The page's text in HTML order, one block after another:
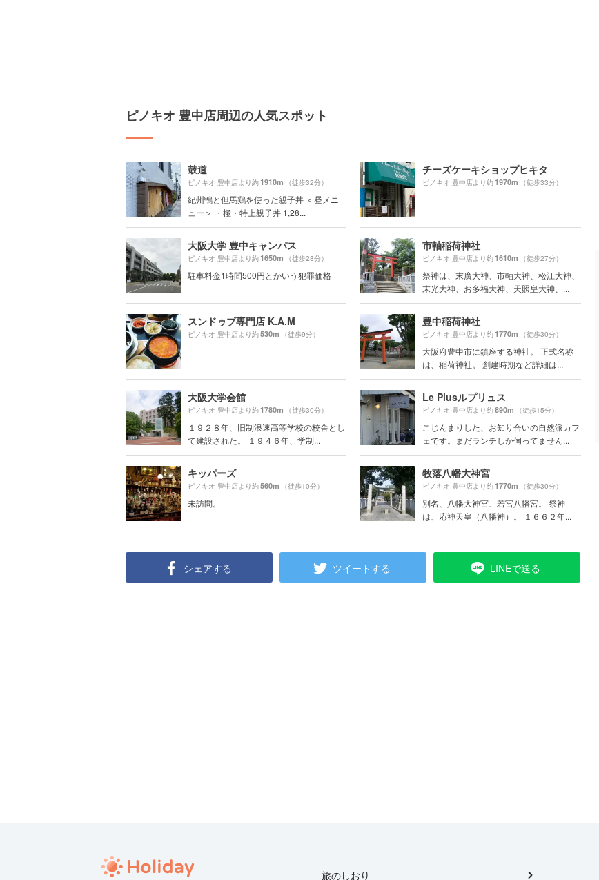
ピノキオ 豊中店周辺の人気スポット
鼓道
ピノキオ 豊中店より約1910m （徒歩32分）
紀州鴨と但馬鶏を使った親子丼 ＜昼メニ
ュー＞ ・極・特上親子丼 1,28...
チーズケーキショップヒキタ
ピノキオ 豊中店より約1970m （徒歩33分）
大阪大学 豊中キャンパス
ピノキオ 豊中店より約1650m （徒歩28分）
駐車料金1時間500円とかいう犯罪価格
市軸稲荷神社
ピノキオ 豊中店より約1610m （徒歩27分）
祭神は、末廣大神、市軸大神、松江大神、
末光大神、お多福大神、天照皇大神、...
スンドゥブ専門店 K.A.M
ピノキオ 豊中店より約530m （徒歩9分）
豊中稲荷神社
ピノキオ 豊中店より約1770m （徒歩30分）
大阪府豊中市に鎮座する神社。 正式名称
は、稲荷神社。 創建時期など詳細は...
大阪大学会館
ピノキオ 豊中店より約1780m （徒歩30分）
１９２８年、旧制浪速高等学校の校舎とし
て建設された。 １９４６年、学制...
Le Plusルプリュス
ピノキオ 豊中店より約890m （徒歩15分）
こじんまりした、お知り合いの自然派カフ
ェです。まだランチしか伺ってません...
キッパーズ
ピノキオ 豊中店より約560m （徒歩10分）
未訪問。
牧落八幡大神宮
ピノキオ 豊中店より約1770m （徒歩30分）
別名、八幡大神宮、若宮八幡宮。 祭神
は、応神天皇（八幡神）。 １６６２年...
シェアする ツイートする LINEで送る
旅のしおり